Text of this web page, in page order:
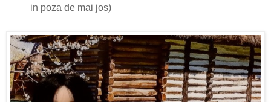
in poza de mai jos)